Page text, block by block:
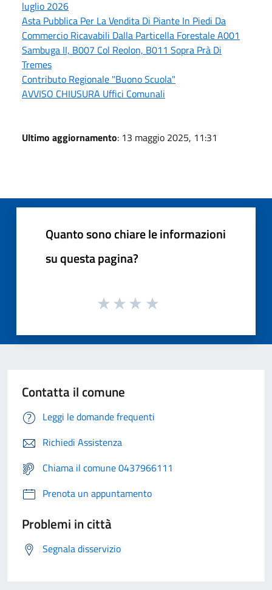
luglio 2026
Asta Pubblica Per La Vendita Di Piante In Piedi Da
Commercio Ricavabili Dalla Particella Forestale A001
Sambuga II, B007 Col Reolon, B011 Sopra Prà Di
Tremes
Contributo Regionale "Buono Scuola"
AVVISO CHIUSURA Uffici Comunali
Ultimo aggiornamento: 13 maggio 2025, 11:31
Quanto sono chiare le informazioni
su questa pagina?
Contatta il comune
Leggi le domande frequenti
Richiedi Assistenza
Chiama il comune 0437966111
Prenota un appuntamento
Problemi in città
Segnala disservizio